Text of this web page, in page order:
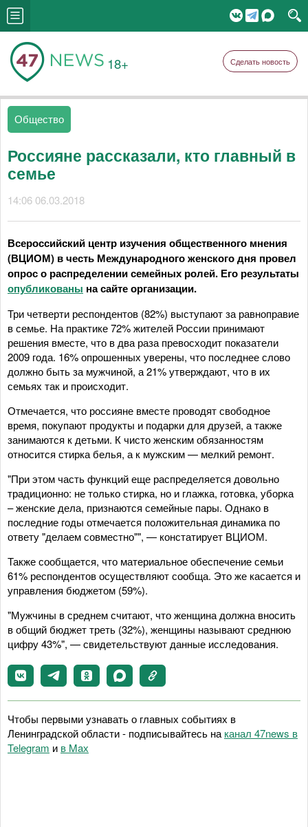
18+ Сделать новость
Общество
Россияне рассказали, кто главный в
семье
14:06 06.03.2018
Всероссийский центр изучения общественного мнения
(ВЦИОМ) в честь Международного женского дня провел
опрос о распределении семейных ролей. Его результаты
опубликованы на сайте организации.
Три четверти респондентов (82%) выступают за равноправие
в семье. На практике 72% жителей России принимают
решения вместе, что в два раза превосходит показатели
2009 года. 16% опрошенных уверены, что последнее слово
должно быть за мужчиной, а 21% утверждают, что в их
семьях так и происходит.
Отмечается, что россияне вместе проводят свободное
время, покупают продукты и подарки для друзей, а также
занимаются к детьми. К чисто женским обязанностям
относится стирка белья, а к мужским — мелкий ремонт.
"При этом часть функций еще распределяется довольно
традиционно: не только стирка, но и глажка, готовка, уборка
– женские дела, признаются семейные пары. Однако в
последние годы отмечается положительная динамика по
ответу "делаем совместно"", — констатирует ВЦИОМ.
Также сообщается, что материальное обеспечение семьи
61% респондентов осуществляют сообща. Это же касается и
управления бюджетом (59%).
"Мужчины в среднем считают, что женщина должна вносить
в общий бюджет треть (32%), женщины называют среднюю
цифру 43%", — свидетельствуют данные исследования.
Чтобы первыми узнавать о главных событиях в
Ленинградской области - подписывайтесь на канал 47news в
Telegram и в Maх